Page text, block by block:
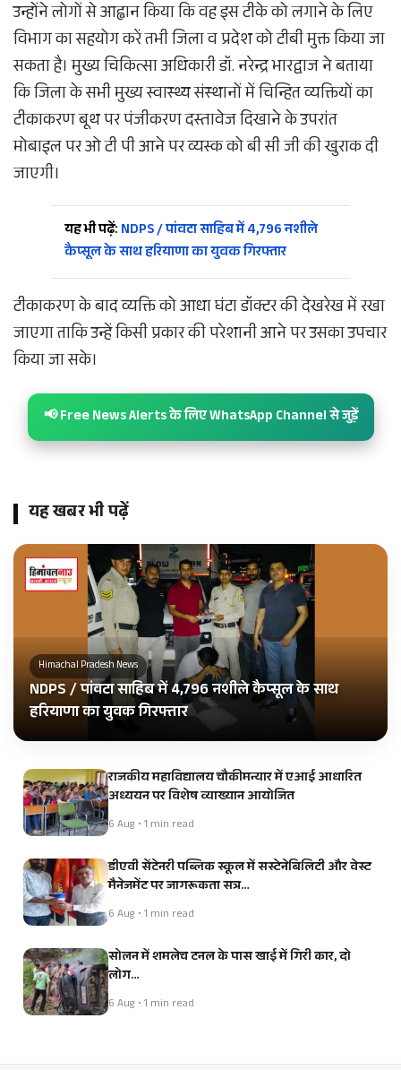
उन्होंने लोगों से आह्वान किया कि वह इस टीके को लगाने के लिए
विभाग का सहयोग करें तभी जिला व प्रदेश को टीबी मुक्त किया जा
सकता है। मुख्य चिकित्सा अधिकारी डॉ. नरेन्द्र भारद्वाज ने बताया
कि जिला के सभी मुख्य स्वास्थ्य संस्थानों में चिन्हित व्यक्तियों का
टीकाकरण बूथ पर पंजीकरण दस्तावेज दिखाने के उपरांत
मोबाइल पर ओ टी पी आने पर व्यस्क को बी सी जी की खुराक दी
जाएगी।
यह भी पढ़ें: NDPS / पांवटा साहिब में 4,796 नशीले
कैप्सूल के साथ हरियाणा का युवक गिरफ्तार
टीकाकरण के बाद व्यक्ति को आधा घंटा डॉक्टर की देखरेख में रखा
जाएगा ताकि उन्हें किसी प्रकार की परेशानी आने पर उसका उपचार
किया जा सके।
📢 Free News Alerts के लिए WhatsApp Channel से जुड़ें
यह खबर भी पढ़ें
Himachal Pradesh News
NDPS / पांवटा साहिब में 4,796 नशीले कैप्सूल के साथ
हरियाणा का युवक गिरफ्तार
राजकीय महाविद्यालय चौकीमन्यार में एआई आधारित
अध्ययन पर विशेष व्याख्यान आयोजित
6 Aug • 1 min read
डीएवी सेंटेनरी पब्लिक स्कूल में सस्टेनेबिलिटी और वेस्ट
मैनेजमेंट पर जागरूकता सत्र…
6 Aug • 1 min read
सोलन में शमलेच टनल के पास खाई में गिरी कार, दो
लोग…
6 Aug • 1 min read